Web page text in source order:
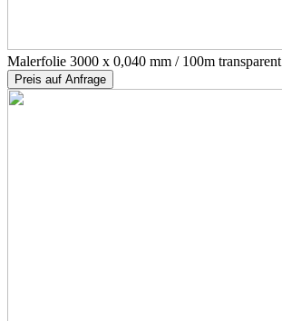
Malerfolie 3000 x 0,040 mm / 100m transparent
Preis auf Anfrage